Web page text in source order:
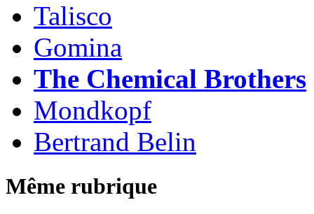
Talisco
Gomina
The Chemical Brothers
Mondkopf
Bertrand Belin
Même rubrique